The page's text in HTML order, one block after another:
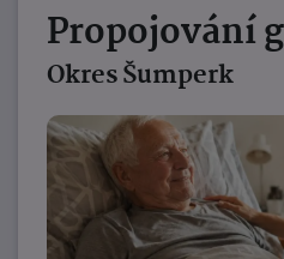
Propojování
Okres Šumperk